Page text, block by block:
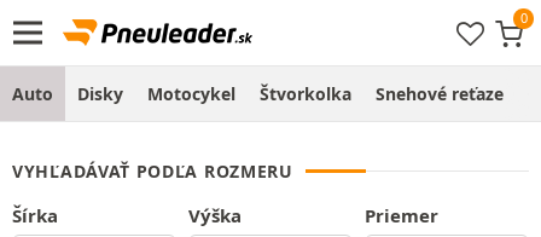
Auto Disky Motocykel Štvorkolka Snehové reťaze
VYHĽADÁVAŤ PODĽA ROZMERU
Šírka Výška Priemer